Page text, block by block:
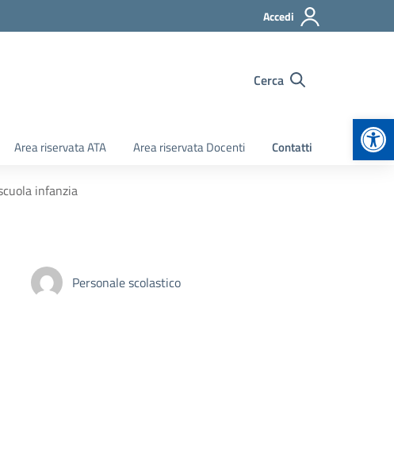
Accedi
Cerca
Area riservata ATA Area riservata Docenti Contatti
infanzia
Personale scolastico